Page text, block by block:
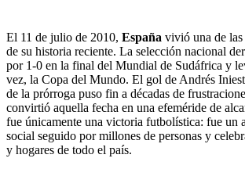
El 11 de julio de 2010, España vivió una de las
de su historia reciente. La selección nacional
por 1-0 en la final del Mundial de Sudáfrica y
vez, la Copa del Mundo. El gol de Andrés
de la prórroga puso fin a décadas de
convirtió aquella fecha en una efeméride de
fue únicamente una victoria futbolística: fue un
social seguido por millones de personas y
y hogares de todo el país.